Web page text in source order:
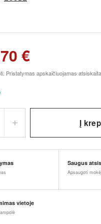
€
Pristatymas apskaičiuojamas
+ Į
Saugus
Apsaugoti
vietoje